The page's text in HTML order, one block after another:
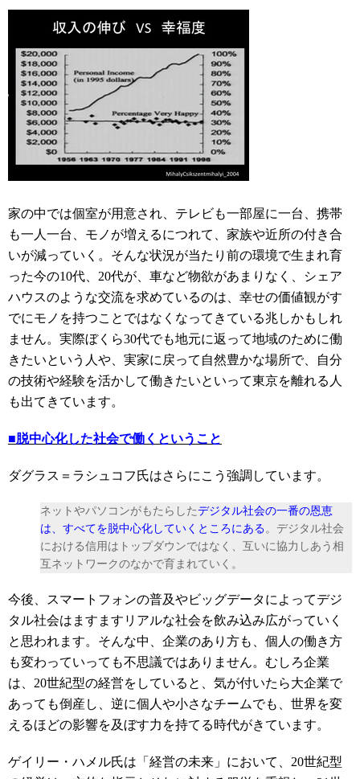
家の中では個室が用意され、テレビも一部屋に一台、携帯
も一人一台、モノが増えるにつれて、家族や近所の付き合
いが減っていく。そんな状況が当たり前の環境で生まれ育
った今の10代、20代が、車など物欲があまりなく、シェア
ハウスのような交流を求めているのは、幸せの価値観がす
でにモノを持つことではなくなってきている兆しかもしれ
ません。実際ぼくら30代でも地元に返って地域のために働
きたいという人や、実家に戻って自然豊かな場所で、自分
の技術や経験を活かして働きたいといって東京を離れる人
も出てきています。
■脱中心化した社会で働くということ
ダグラス＝ラシュコフ氏はさらにこう強調しています。
ネットやパソコンがもたらしたデジタル社会の一番の恩恵
は、すべてを脱中心化していくところにある。デジタル社会
における信用はトップダウンではなく、互いに協力しあう相
互ネットワークのなかで育まれていく。
今後、スマートフォンの普及やビッグデータによってデジ
タル社会はますますリアルな社会を飲み込み広がっていく
と思われます。そんな中、企業のあり方も、個人の働き方
も変わっていっても不思議ではありません。むしろ企業
は、20世紀型の経営をしていると、気が付いたら大企業で
あっても倒産し、逆に個人や小さなチームでも、世界を変
えるほどの影響を及ぼす力を持てる時代がきています。
ゲイリー・ハメル氏は「経営の未来」において、20世紀型